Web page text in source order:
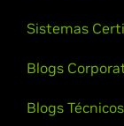
El marketplace
Cloud
Sistemas
Blogs
Blogs